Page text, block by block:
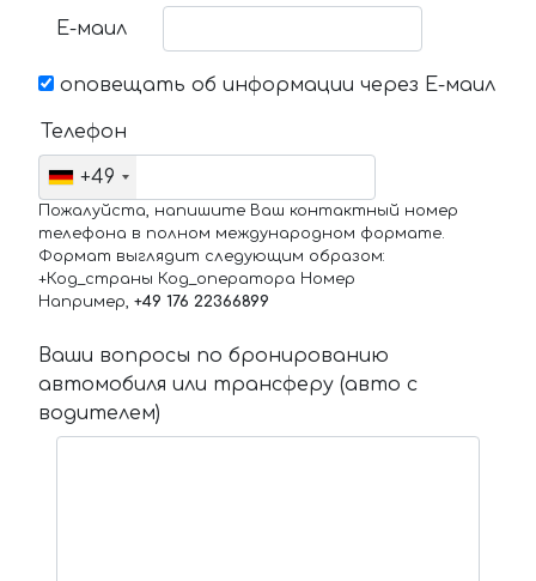
Е-маил
оповещать об информации через Е-маил
Телефон
+49
Пожалуйста, напишите Ваш контактный номер
телефона в полном международном формате.
Формат выглядит следующим образом:
+Код_страны Код_оператора Номер
Например, +49 176 22366899
Ваши вопросы по бронированию
автомобиля или трансферу (авто с
водителем)